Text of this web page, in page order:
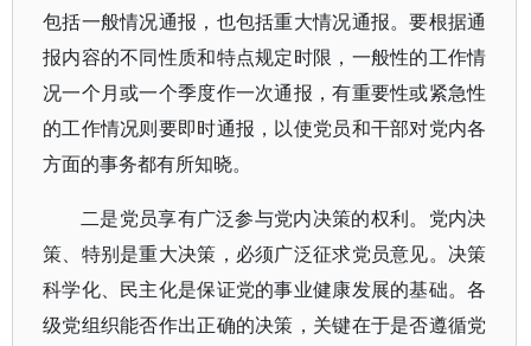
包括一般情况通报，也包括重大情况通报。要根据通
报内容的不同性质和特点规定时限，一般性的工作情
况一个月或一个季度作一次通报，有重要性或紧急性
的工作情况则要即时通报，以使党员和干部对党内各
方面的事务都有所知晓。
二是党员享有广泛参与党内决策的权利。党内决
策、特别是重大决策，必须广泛征求党员意见。决策
科学化、民主化是保证党的事业健康发展的基础。各
级党组织能否作出正确的决策，关键在于是否遵循党